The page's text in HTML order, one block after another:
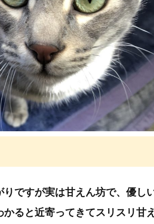
りですが実は甘えん坊で、優し
かると近寄ってきてスリスリ甘